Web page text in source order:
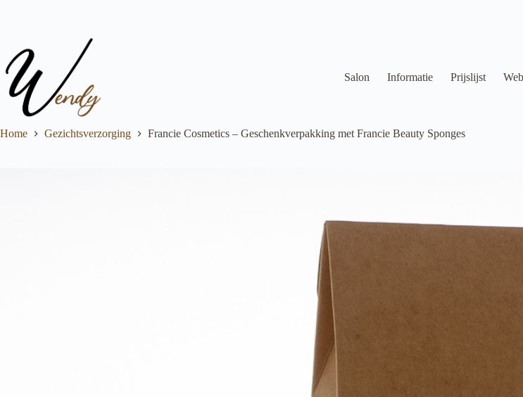
Salon Informatie Prijslijst
Home Gezichtsverzorging Francie Cosmetics – Geschenkverpakking met Francie Beauty Sponges